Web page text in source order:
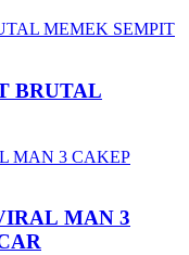
BRUTAL
MAN 3